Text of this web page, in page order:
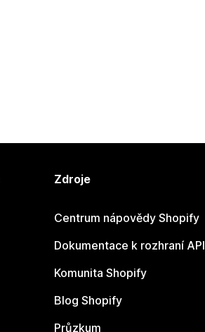
Zdroje
Centrum nápovědy Shopify
Dokumentace k rozhraní API
Komunita Shopify
Blog Shopify
Průzkum